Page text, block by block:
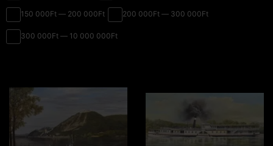
150 000Ft — 200 000Ft 200 000Ft — 300 000Ft
300 000Ft — 10 000 000Ft